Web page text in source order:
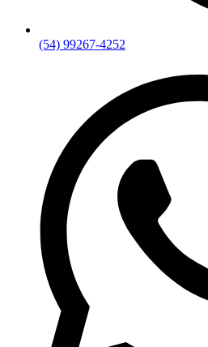
(54) 99267-4252